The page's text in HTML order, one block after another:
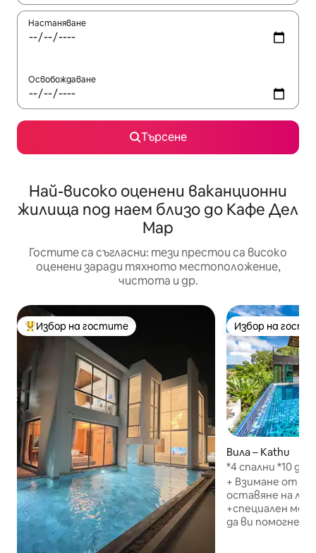
Настаняване
Освобождаване
Търсене
Най-високо оценени ваканционни
жилища под наем близо до Кафе Дел
Мар
Гостите са съгласни: тези престои са високо
оценени заради тяхното местоположение,
чистота и др.
Най-популярен избор на гостите
Избор на гостите Избор на
Избор на
Вила – Kathu
*4 спални *10
+ Взимане от
оставяне на
+специален
да ви помогне